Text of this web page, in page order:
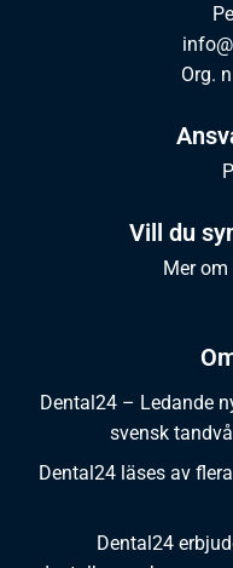
Dental24 – Ledande
svensk
Dental24 läses av
Dental24
Org.
Vill du
Mer